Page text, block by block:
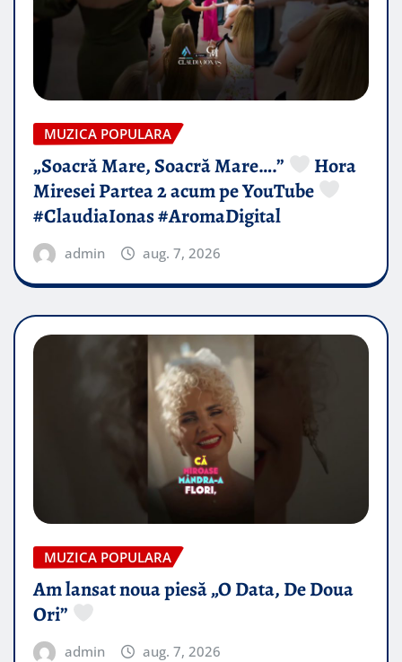
MUZICA POPULARA
„Soacră Mare, Soacră Mare….”
Hora
Miresei Partea 2 acum pe YouTube
#ClaudiaIonas #AromaDigital
admin aug. 7, 2026
MUZICA POPULARA
Am lansat noua piesă „O Data, De Doua
Ori”
admin aug. 7, 2026